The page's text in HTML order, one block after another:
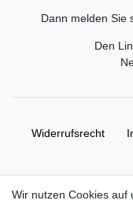
Dann melden Sie
Den
Widerrufs­recht
Wir nutzen Cookies auf